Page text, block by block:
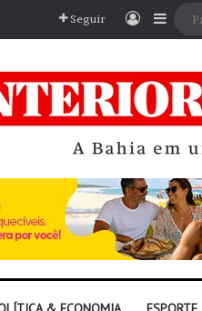
Seguir Entrar